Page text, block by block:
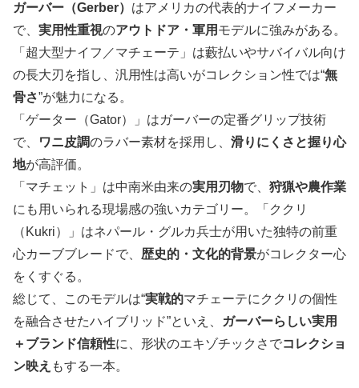
ガーバー（Gerber） はアメリカの代表的ナイフメーカー
で、 実用性重視のアウトドア・軍用 モデルに強みがある。
「超大型ナイフ／マチェーテ」は藪払いやサバイバル向け
の長大刃を指し、汎用性は高いがコレクション性では“無
骨さ”が魅力になる。
「ゲーター（Gator）」はガーバーの定番グリップ技術
で、
ワニ皮調のラバー素材を採用し、 滑りにくさと握り心
地が高評価。
「マチェット」は中南米由来の実用刃物で、 狩猟や農作業
にも用いられる現場感の強いカテゴリー。「ククリ
（Kukri）」はネパール・グルカ兵士が用いた独特の前重
心カーブブレードで、 歴史的・文化的背景がコレクター心
をくすぐる。
総じて、このモデルは“実戦的マチェーテにククリの個性
を融合させたハイブリッド”といえ、 ガーバーらしい実用
＋ブランド信頼性に、形状のエキゾチックさでコレクショ
ン映え もする一本。